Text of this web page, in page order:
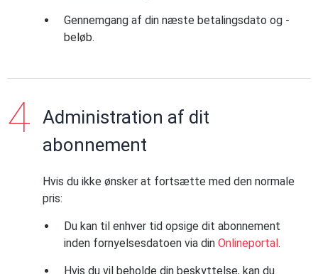
Gennemgang af din næste betalingsdato og -
beløb.
Administration af dit
abonnement
Hvis du ikke ønsker at fortsætte med den normale
pris:
Du kan til enhver tid opsige dit abonnement
inden fornyelsesdatoen via din Onlineportal.
Hvis du vil beholde din beskyttelse, kan du